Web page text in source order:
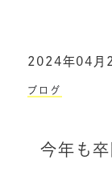
2024年04月
ブログ
今年も